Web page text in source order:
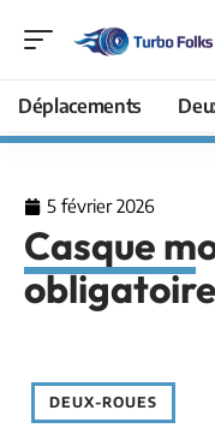
Déplacements
5 février 2026
Casque
DEUX-ROUES